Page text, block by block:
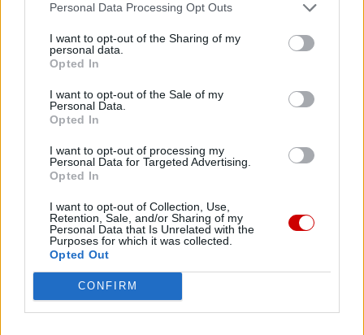
Personal Data Processing Opt Outs
I want to opt-out of the Sharing of my
personal data.
Opted In
I want to opt-out of the Sale of my
Personal Data.
Opted In
I want to opt-out of processing my
Personal Data for Targeted Advertising.
Opted In
I want to opt-out of Collection, Use,
Retention, Sale, and/or Sharing of my
Personal Data that Is Unrelated with the
Purposes for which it was collected.
Opted Out
CONFIRM
Drogi Czytelniku,
cieszymy się, że odwiedzasz nasz portal. Jesteśmy
tu dla Ciebie!
informacje z życia Kościoła w Polsce i na świecie.
Jednak bez Twojej pomocy sprostanie temu
zadaniu będzie coraz trudniejsze.
Dlatego prosimy Cię owsparcie portalu eKAI.pl za
pośrednictwem serwisu Patronite.